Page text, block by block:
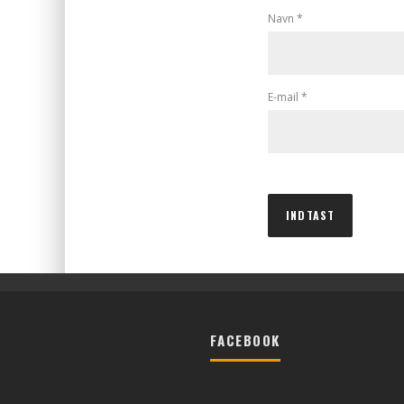
Navn *
E-mail *
FACEBOOK